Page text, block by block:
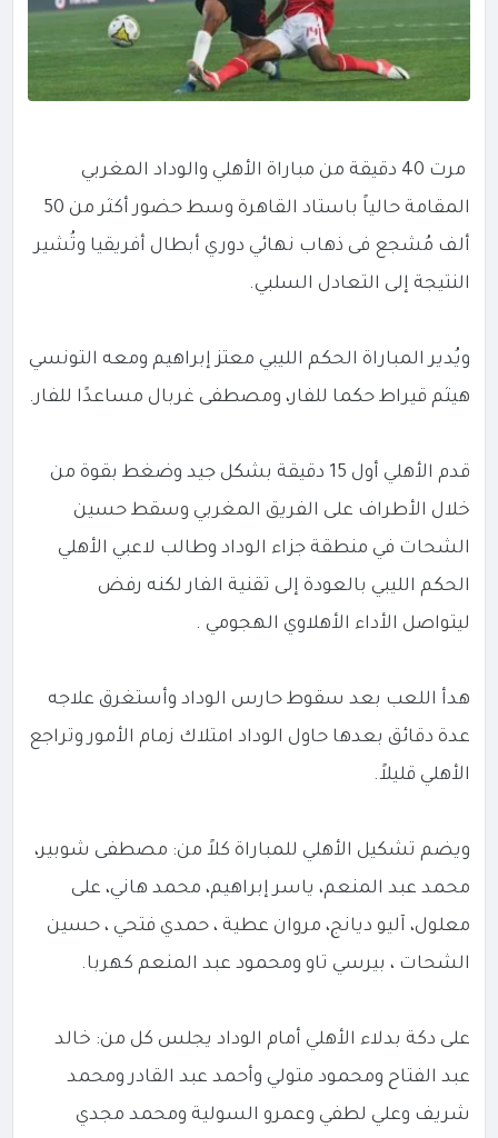
مرت 40 دقيقة من مباراة الأهلي والوداد المغربي
المقامة حالياً باستاد القاهرة وسط حضور أكثر من 50
ألف مُشجع فى ذهاب نهائي دوري أبطال أفريقيا وتُشير
النتيجة إلى التعادل السلبي.
ويُدير المباراة الحكم الليبي معتز إبراهيم ومعه التونسي
هيثم قيراط حكما للفار، ومصطفى غربال مساعدًا للفار.
قدم الأهلي أول 15 دقيقة بشكل جيد وضغط بقوة من
خلال الأطراف على الفريق المغربي وسقط حسين
الشحات في منطقة جزاء الوداد وطالب لاعبي الأهلي
الحكم الليبي بالعودة إلى تقنية الفار لكنه رفض
ليتواصل الأداء الأهلاوي الهجومي .
هدأ اللعب بعد سقوط حارس الوداد وأستغرق علاجه
عدة دقائق بعدها حاول الوداد امتلاك زمام الأمور وتراجع
الأهلي قليلاً.
ويضم تشكيل الأهلي للمباراة كلاً من: مصطفى شوبير،
محمد عبد المنعم، ياسر إبراهيم، محمد هاني، على
معلول، آليو ديانج، مروان عطية ، حمدي فتحي ، حسين
الشحات ، بيرسي تاو ومحمود عبد المنعم كهربا.
على دكة بدلاء الأهلي أمام الوداد يجلس كل من: خالد
عبد الفتاح ومحمود متولي وأحمد عبد القادر ومحمد
شريف وعلي لطفي وعمرو السولية ‏ومحمد مجدي